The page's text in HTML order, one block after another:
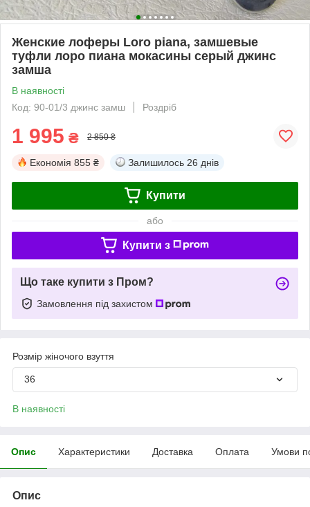
Женские лоферы Loro piana, замшевые
туфли лоро пиана мокасины серый джинс
замша
В наявності
Код: 90-01/3 джинс замш
Роздріб
1 995 ₴ 2 850 ₴
Економія 855 ₴ Залишилось 26 днів
Купити
або
Купити з
Що таке купити з Пром?
Замовлення під захистом
Розмір жіночого взуття
36
В наявності
Опис Характеристики Доставка Оплата Умови
Опис